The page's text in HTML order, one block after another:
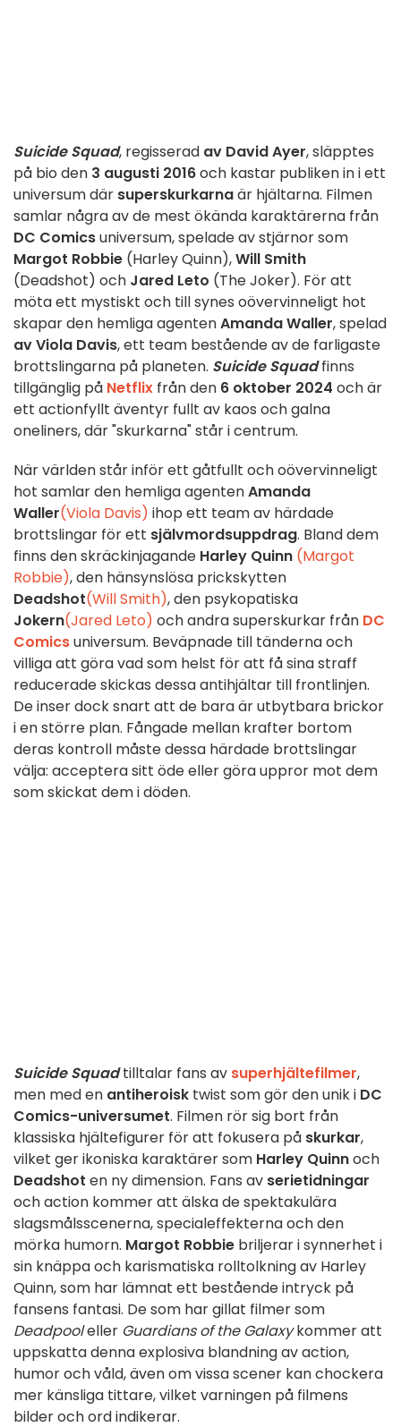
Suicide Squad, regisserad av David Ayer, släpptes
på bio den 3 augusti 2016och kastar publiken in i ett
universum där superskurkarnaär hjältarna. Filmen
samlar några av de mest ökända karaktärerna från
DC Comicsuniversum, spelade av stjärnor som
Margot Robbie (Harley Quinn),Will Smith
(Deadshot) och Jared Leto (The Joker). För att
möta ett mystiskt och till synes oövervinneligt hot
skapar den hemliga agentenAmanda Waller, spelad
av Viola Davis, ett team bestående av de farligaste
brottslingarna på planeten. Suicide Squadfinns
tillgänglig på Netflix från den 6 oktober 2024 och är
ett actionfyllt äventyr fullt av kaos och galna
oneliners, där "skurkarna" står i centrum.
När världen står inför ett gåtfullt och oövervinneligt
hot samlar den hemliga agentenAmanda
Waller(Viola Davis) ihop ett team av härdade
brottslingar för ett självmordsuppdrag. Bland dem
finns den skräckinjagande Harley Quinn (Margot
Robbie), den hänsynslösa prickskytten
Deadshot(Will Smith), den psykopatiska
Jokern(Jared Leto) och andra superskurkar från DC
Comicsuniversum. Beväpnade till tänderna och
villiga att göra vad som helst för att få sina straff
reducerade skickas dessa antihjältar till frontlinjen.
De inser dock snart att de bara är utbytbara brickor
i en större plan. Fångade mellan krafter bortom
deras kontroll måste dessa härdade brottslingar
välja: acceptera sitt öde eller göra uppror mot dem
som skickat dem i döden.
Suicide Squadtilltalar fans av superhjältefilmer,
men med en antiheroisk twist som gör den unik i DC
Comics-universumet. Filmen rör sig bort från
klassiska hjältefigurer för att fokusera på skurkar,
vilket ger ikoniska karaktärer som Harley Quinnoch
Deadshot en ny dimension. Fans av serietidningar
och action kommer att älska de spektakulära
slagsmålsscenerna, specialeffekterna och den
mörka humorn. Margot Robbie briljerar i synnerhet i
sin knäppa och karismatiska rolltolkning av Harley
Quinn, som har lämnat ett bestående intryck på
fansens fantasi. De som har gillat filmer som
Deadpooleller Guardians of the Galaxykommer att
uppskatta denna explosiva blandning av action,
humor och våld, även om vissa scener kan chockera
mer känsliga tittare, vilket varningen på filmens
bilder och ord indikerar.